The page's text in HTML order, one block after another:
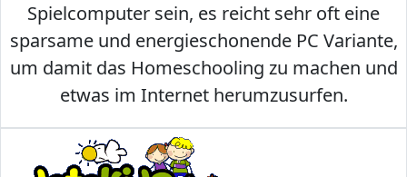
Spielcomputer sein, es reicht sehr oft eine
sparsame und energieschonende PC Variante,
um damit das Homeschooling zu machen und
etwas im Internet herumzusurfen.